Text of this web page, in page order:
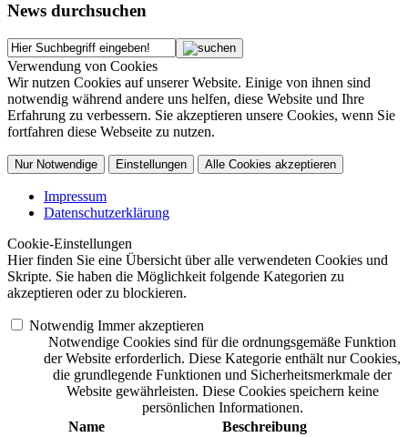
News durchsuchen
Verwendung von Cookies
Wir nutzen Cookies auf unserer Website. Einige von ihnen sind
notwendig während andere uns helfen, diese Website und Ihre
Erfahrung zu verbessern. Sie akzeptieren unsere Cookies, wenn Sie
fortfahren diese Webseite zu nutzen.
Nur Notwendige Einstellungen Alle Cookies akzeptieren
Impressum
Datenschutzerklärung
Cookie-Einstellungen
Hier finden Sie eine Übersicht über alle verwendeten Cookies und
Skripte. Sie haben die Möglichkeit folgende Kategorien zu
akzeptieren oder zu blockieren.
Notwendig Immer akzeptieren
Notwendige Cookies sind für die ordnungsgemäße Funktion
der Website erforderlich. Diese Kategorie enthält nur Cookies,
die grundlegende Funktionen und Sicherheitsmerkmale der
Website gewährleisten. Diese Cookies speichern keine
persönlichen Informationen.
Name
Beschreibung